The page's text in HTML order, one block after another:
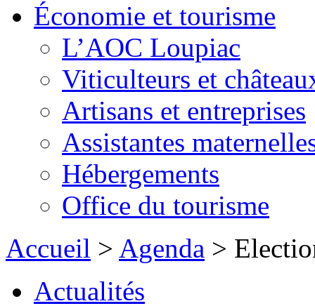
Économie et tourisme
L’AOC Loupiac
Viticulteurs et
Artisans et entreprises
Assistantes
Hébergements
Office du tourisme
Accueil > Agenda >
Actualités